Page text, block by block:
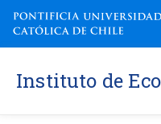
Instituto de